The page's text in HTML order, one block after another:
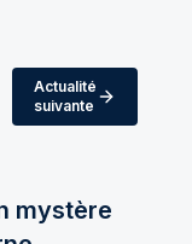
Actualité
suivante
mystère